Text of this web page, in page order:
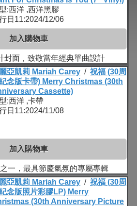
:西洋 ,西洋黑膠
日11:2024/12/06
加入購物車
封面，致敬當年經典單曲設計
亞凱莉 Mariah Carey / 祝福 (30周
念版卡帶) Merry Christmas (30th
Cassette)
:西洋 ,卡帶
日11:2024/11/08
加入購物車
一，最具節慶氣氛的專屬專輯
亞凱莉 Mariah Carey / 祝福 (30周
念版照片彩膠LP) Merry
(30th Anniversary Picture